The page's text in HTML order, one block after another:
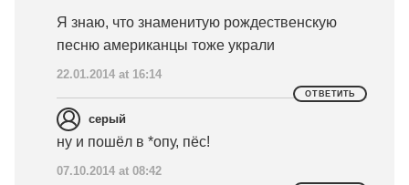
Я знаю, что знаменитую рождественскую
песню американцы тоже украли
22.01.2014 at 16:14
ОТВЕТИТЬ
серый
ну и пошёл в *опу, пёс!
07.10.2014 at 08:42